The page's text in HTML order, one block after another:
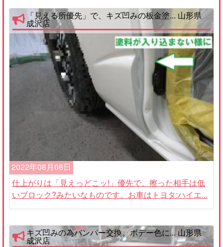
「見える所優先」で、キズ凹みの板金塗... 山形県
成沢店
2022年08月08日
仕上がりは「見えっどこッ!」優先で。擦った相手は低
いブロック?みたいなものです。お車はトヨタ:ハイエ...
キズ凹みの為バンパー交換。ボデー色に... 山形県
成沢店